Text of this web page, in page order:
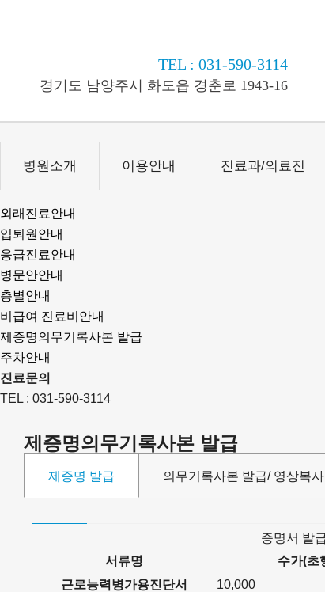
TEL : 031-590-3114
경기도 남양주시 화도읍 경춘로 1943-16
병원소개 이용안내 진료과/의료진
외래진료안내
입퇴원안내
응급진료안내
병문안안내
층별안내
비급여 진료비안내
제증명의무기록사본 발급
주차안내
진료문의
TEL : 031-590-3114
제증명의무기록사본 발급
제증명 발급 의무기록사본 발급/ 영상복사
증명서 발
서류명
수가(초
근로능력병가용진단서
10,000